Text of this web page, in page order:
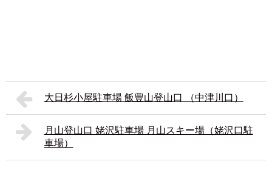
大日杉小屋駐車場 飯豊山登山口 （中津川口）
月山登山口 姥沢駐車場 月山スキー場（姥沢口駐
車場）